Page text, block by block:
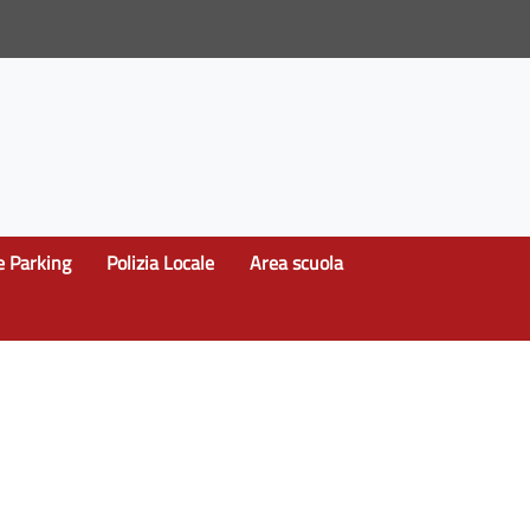
Parking Polizia Locale
Area scuola